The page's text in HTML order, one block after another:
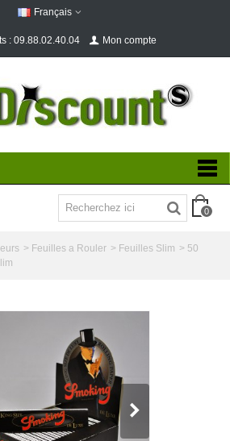
Français
: 09.88.02.40.04 Mon compte
0
> Feuilles a Rouler > Feuilles Slim > 50